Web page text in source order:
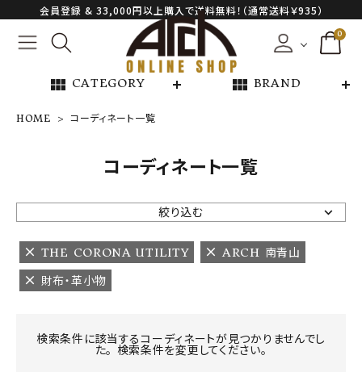
会員登録 & 33,000円以上購入で送料無料！（通常送料￥935）
0
view_module CATEGORY view_module BRAND
NEW ARRIVAL
ARCH EXCLUSIVE
BRAND
CATEGORY
HOME コーディネート一覧
コーディネート一覧
絞り込む
THE CORONA UTILITY
ARCH 南青山
財布・革小物
検索条件に該当するコーディネートが見つかりませんでし
た。 検索条件を変更してください。